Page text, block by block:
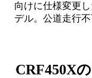
向けに仕様変更
デル。公道走行不
CRF450Xの